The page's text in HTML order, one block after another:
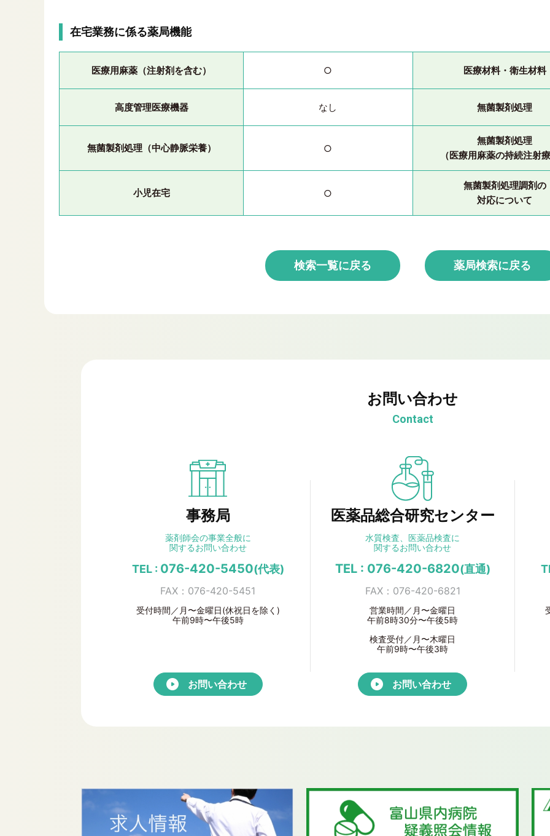
在宅業務に係る薬局機能
医療用麻薬（注射剤を含む） ○ 医療材料・衛生材料
高度管理医療機器 なし 無菌製剤処理
無菌製剤処理（中心静脈栄養） ○
無菌製剤処理
（医療用麻薬の持続注射
小児在宅 ○
無菌製剤処理調剤の
対応について
検索一覧に戻る 薬局検索に戻る
お問い合わせ
Contact
事務局
薬剤師会の事業全般に
関するお問い合わせ
TEL : 076-420-5450(代表)
FAX：076-420-5451
受付時間／月〜金曜日(休祝日を除く)
午前9時〜午後5時
お問い合わせ
医薬品総合研究センター
水質検査、医薬品検査に
関するお問い合わせ
TEL : 076-420-6820(直通)
FAX：076-420-6821
営業時間／月〜金曜日
午前8時30分〜午後5時
検査受付／月〜木曜日
午前9時〜午後3時
お問い合わせ